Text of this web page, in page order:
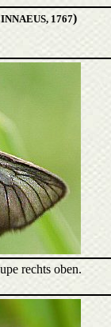
INNAEUS, 1767)
rechts oben.